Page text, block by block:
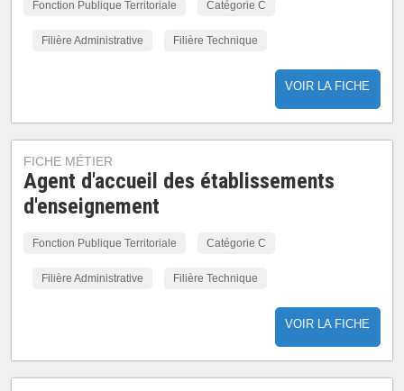
Fonction Publique Territoriale Catégorie C
Filière Administrative Filière Technique
VOIR LA FICHE
FICHE MÉTIER
Agent d'accueil des établissements
d'enseignement
Fonction Publique Territoriale Catégorie C
Filière Administrative Filière Technique
VOIR LA FICHE